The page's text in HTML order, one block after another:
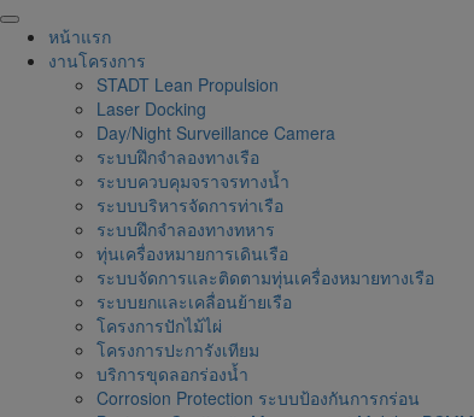
Skip
content
หน้าแรก
งานโครงการ
STADT Lean Propulsion
Laser Docking
Day/Night Surveillance Camera
ระบบฝึกจำลองทางเรือ
ระบบควบคุมจราจรทางน้ำ
ระบบบริหารจัดการท่าเรือ
ระบบฝึกจำลองทางทหาร
ทุ่นเครื่องหมายการเดินเรือ
ระบบจัดการและติดตามทุ่นเครื่องหมายทางเรือ
ระบบยกและเคลื่อนย้ายเรือ
โครงการปักไม้ไผ่
โครงการปะการังเทียม
บริการขุดลอกร่องน้ำ
Corrosion Protection ระบบป้องกันการกร่อน